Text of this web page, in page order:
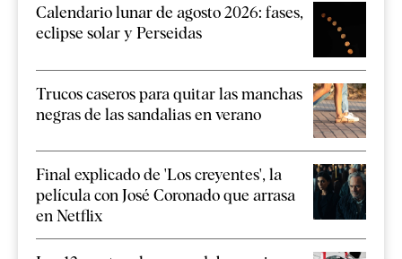
Calendario lunar de agosto 2026: fases,
eclipse solar y Perseidas
Trucos caseros para quitar las manchas
negras de las sandalias en verano
Final explicado de 'Los creyentes', la
película con José Coronado que arrasa
en Netflix